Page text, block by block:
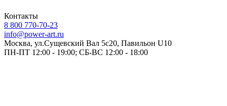
Контакты
8 800 770-70-23
info@power-art.ru
Москва, ул.Сущевский Вал 5с20, Павильон U10
ПН-ПТ 12:00 - 19:00; СБ-ВС 12:00 - 18:00